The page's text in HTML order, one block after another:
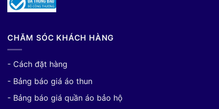
CHĂM SÓC KHÁCH HÀNG
- Cách đặt hàng
- Bảng báo giá áo thun
- Bảng báo giá quần áo bảo hộ